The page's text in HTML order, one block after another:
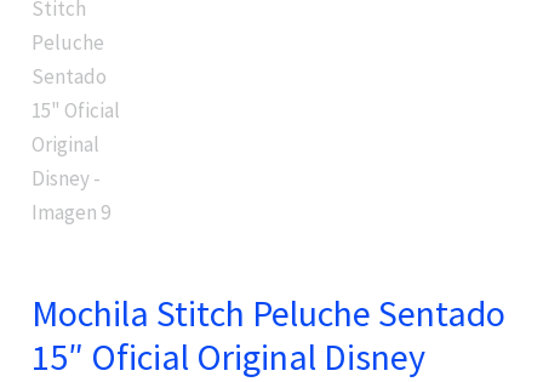
Mochila Stitch Peluche Sentado
15″ Oficial Original Disney